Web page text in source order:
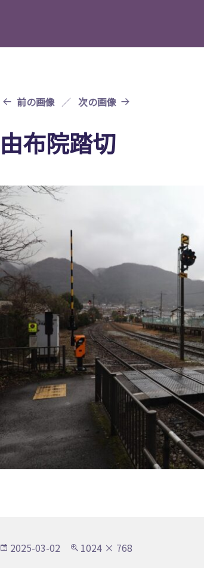
前の画像 次の画像
由布院踏切
投
2025-03-02
フ
1024 × 768